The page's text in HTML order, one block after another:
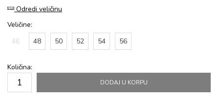
Odredi veličinu
Veličine:
46
48 50 52 54 56
Količina:
DODAJ U KORPU